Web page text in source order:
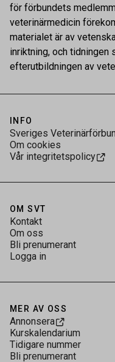
för förbundets
veterinärmedicin
materialet är av
inriktning, och
efterutbildningen av
INFO
Sveriges
Om cookies
Vår integritetspolicy
OM SVT
Kontakt
Om oss
Bli prenumerant
Logga in
MER AV OSS
Annonsera
Kurskalendarium
Tidigare nummer
Bli prenumerant